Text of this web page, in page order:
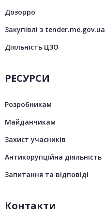
Дозорро
Закупівлі з tender.me.gov.ua
Діяльність ЦЗО
РЕСУРСИ
Розробникам
Майданчикам
Захист учасників
Антикорупційна діяльність
Запитання та відповіді
Контакти